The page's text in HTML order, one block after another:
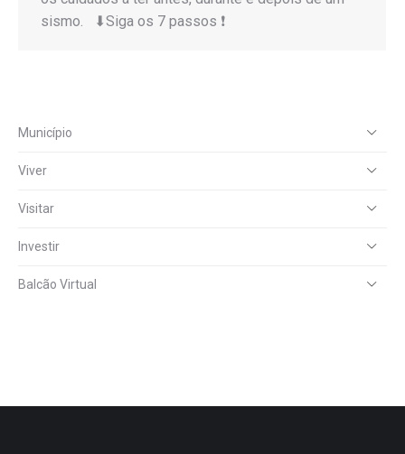
sismo. ⬇Siga os 7 passos ❗
Município
Viver
Visitar
Investir
Balcão Virtual